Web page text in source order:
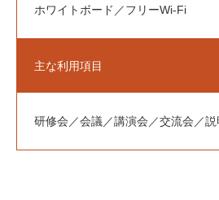
ホワイトボード／フリーWi-Fi
主な利用項目
研修会／会議／講演会／交流会／